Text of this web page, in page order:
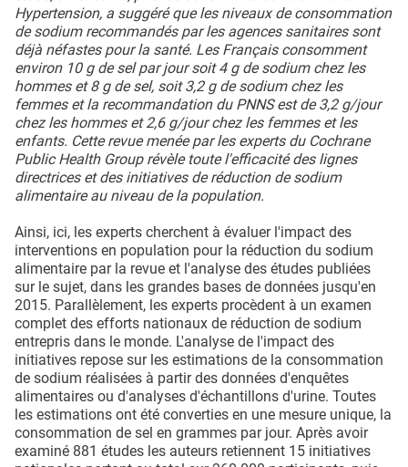
Hypertension, a suggéré que les niveaux de consommation
de sodium recommandés par les agences sanitaires sont
déjà néfastes pour la santé. Les Français consomment
environ 10 g de sel par jour soit 4 g de sodium chez les
hommes et 8 g de sel, soit 3,2 g de sodium chez les
femmes et la recommandation du PNNS est de 3,2 g/jour
chez les hommes et 2,6 g/jour chez les femmes et les
enfants. Cette revue menée par les experts du Cochrane
Public Health Group révèle toute l'efficacité des lignes
directrices et des initiatives de réduction de sodium
alimentaire au niveau de la population.
Ainsi, ici, les experts cherchent à évaluer l'impact des
interventions en population pour la réduction du sodium
alimentaire par la revue et l'analyse des études publiées
sur le sujet, dans les grandes bases de données jusqu'en
2015. Parallèlement, les experts procèdent à un examen
complet des efforts nationaux de réduction de sodium
entrepris dans le monde. L'analyse de l'impact des
initiatives repose sur les estimations de la consommation
de sodium réalisées à partir des données d'enquêtes
alimentaires ou d'analyses d'échantillons d'urine. Toutes
les estimations ont été converties en une mesure unique, la
consommation de sel en grammes par jour. Après avoir
examiné 881 études les auteurs retiennent 15 initiatives